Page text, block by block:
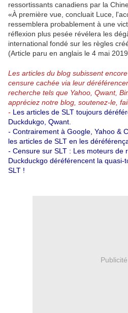
ressortissants canadiens par la
«À première vue, concluait Luce,
ressemblera probablement à une
réflexion plus pesée révélera les
international fondé sur les règles
(Article paru en anglais le 4 mai
Les articles du blog subissent
censure cachée via leur
recherche tels que Yahoo, Qwant,
appréciez notre blog, soutenez-le,
- Les articles de SLT toujours
Duckdukgo, Qwant.
- Contrairement à Google, Yahoo &
les articles de SLT en les
- Censure sur SLT : Les moteurs de
Duckduckgo déréférencent la quasi-
SLT !
Publicité